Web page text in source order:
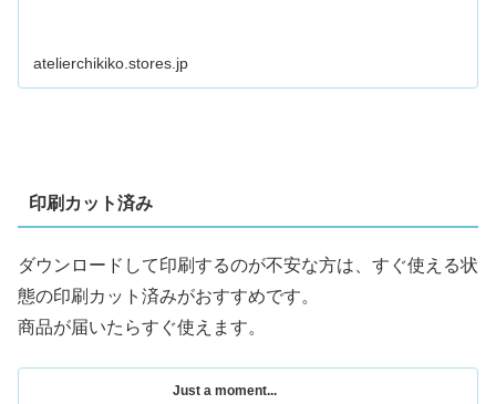
atelierchikiko.stores.jp
印刷カット済み
ダウンロードして印刷するのが不安な方は、すぐ使える状
態の印刷カット済みがおすすめです。
商品が届いたらすぐ使えます。
Just a moment...